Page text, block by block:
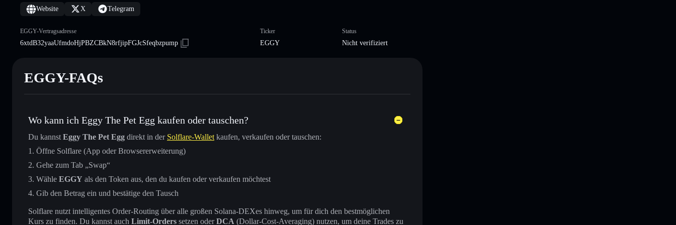
Website X Telegram
EGGY-Vertragsadresse
6xtdB32yaaUfmdoHjPBZCBkN8rfjipFGJcSfeqbzpump
Ticker
EGGY
Status
Nicht verifiziert
EGGY-FAQs
Wo kann ich Eggy The Pet Egg kaufen oder tauschen?
Du kannst Eggy The Pet Egg direkt in der Solflare-Wallet kaufen, verkaufen oder tauschen:
Öffne Solflare (App oder Browsererweiterung)
Gehe zum Tab „Swap“
Wähle EGGY als den Token aus, den du kaufen oder verkaufen möchtest
Gib den Betrag ein und bestätige den Tausch
Solflare nutzt intelligentes Order-Routing über alle großen Solana-DEXes hinweg, um für dich den bestmöglichen
Kurs zu finden. Du kannst auch Limit-Orders setzen oderDCA (Dollar-Cost-Averaging) nutzen, um deine Trades zu